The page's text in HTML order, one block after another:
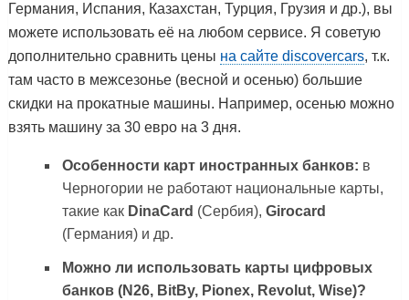
Германия, Испания, Казахстан, Турция, Грузия и др.), вы
можете использовать её на любом сервисе. Я советую
дополнительно сравнить цены на сайте discovercars, т.к.
там часто в межсезонье (весной и осенью) большие
скидки на прокатные машины. Например, осенью можно
взять машину за 30 евро на 3 дня.
Особенности карт иностранных банков: в
Черногории не работают национальные карты,
такие как DinaCard (Сербия), Girocard
(Германия) и др.
Можно ли использовать карты цифровых
банков (N26, BitBy, Pionex, Revolut, Wise)?